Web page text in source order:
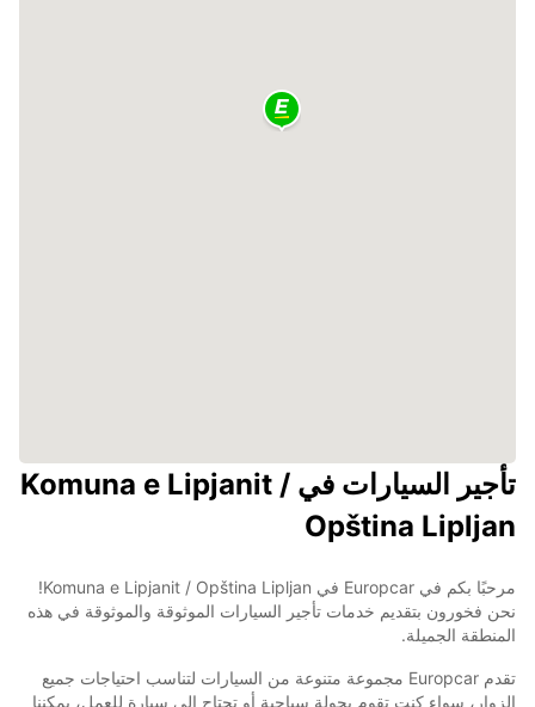
تأجير السيارات في Komuna e Lipjanit /
Opština Lipljan
مرحبًا بكم في Europcar في Komuna e Lipjanit / Opština Lipljan!
نحن فخورون بتقديم خدمات تأجير السيارات الموثوقة والموثوقة في هذه
المنطقة الجميلة.
تقدم Europcar مجموعة متنوعة من السيارات لتناسب احتياجات جميع
الزوار، سواء كنت تقوم بجولة سياحية أو تحتاج إلى سيارة للعمل، يمكننا